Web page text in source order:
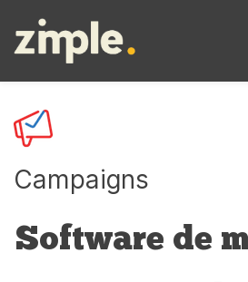
Campaigns
Software de